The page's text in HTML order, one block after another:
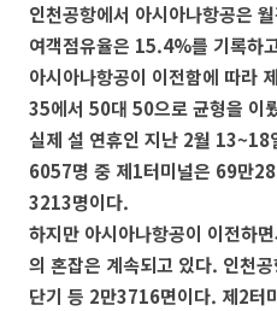
인천공항에서 아시아나항공은
여객점유율은 15.4%를 기록하
아시아나항공이 이전함에 따라
35에서 50대 50으로 균형을 이
실제 설 연휴인 지난 2월
6057명 중 제1터미널은 69만
3213명이다.
하지만 아시아나항공이 이전하
의 혼잡은 계속되고 있다. 인천
단기 등 2만3716면이다. 제2터